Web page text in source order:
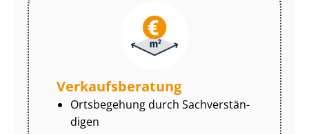
Ver­kaufs­be­ra­tung
Ortsbegehung durch Sach­ver­stän­
di­gen